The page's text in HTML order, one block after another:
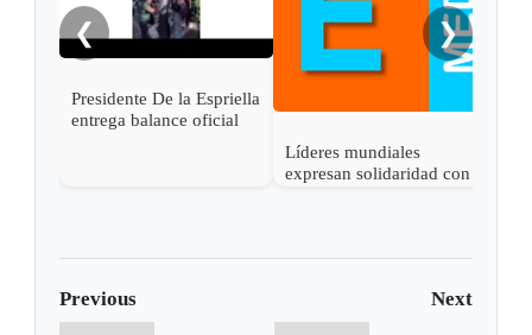
❮
Presidente De la Espriella
entrega balance oficial
Líderes mundiales
expresan solidaridad con
❯
Previous Next